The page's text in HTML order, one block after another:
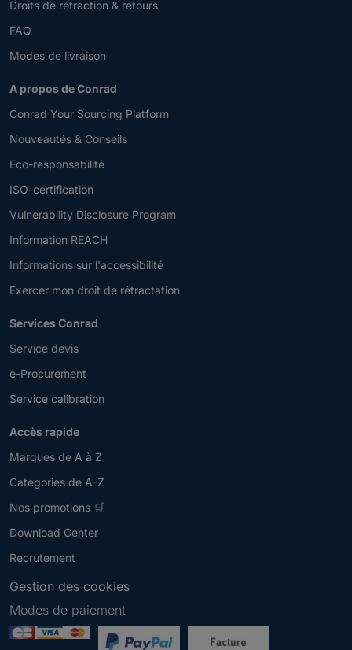
Droits de rétraction & retours
FAQ
Modes de livraison
A propos de Conrad
Conrad Your Sourcing Platform
Nouveautés & Conseils
Eco-responsabilité
ISO-certification
Vulnerability Disclosure Program
Information REACH
Informations sur l'accessibilité
Exercer mon droit de rétractation
Services Conrad
Service devis
e-Procurement
Service calibration
Accès rapide
Marques de A à Z
Catégories de A-Z
Nos promotions 🛒
Download Center
Recrutement
Gestion des cookies
Newsletter
Modes de paiement